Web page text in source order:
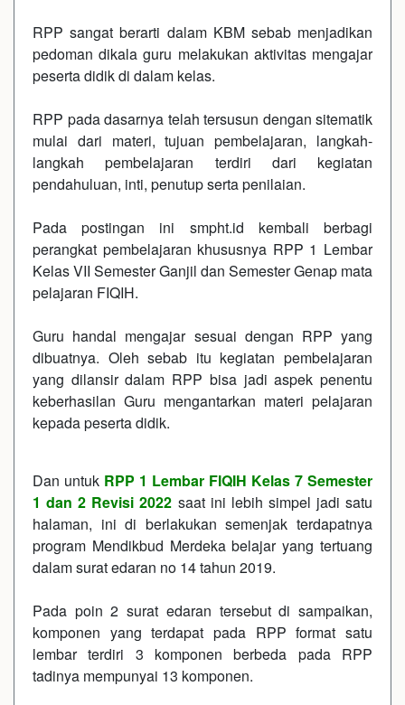
RPP sangat berarti dalam KBM sebab menjadikan
pedoman dikala guru melakukan aktivitas mengajar
peserta didik di dalam kelas.
RPP pada dasarnya telah tersusun dengan sitematik
mulai dari materi, tujuan pembelajaran, langkah-
langkah pembelajaran terdiri dari kegiatan
pendahuluan, inti, penutup serta penilaian.
Pada postingan ini smpht.id kembali berbagi
perangkat pembelajaran khususnya RPP 1 Lembar
Kelas VII Semester Ganjil dan Semester Genap mata
pelajaran FIQIH.
Guru handal mengajar sesuai dengan RPP yang
dibuatnya. Oleh sebab itu kegiatan pembelajaran
yang dilansir dalam RPP bisa jadi aspek penentu
keberhasilan Guru mengantarkan materi pelajaran
kepada peserta didik.
Dan untuk RPP 1 Lembar FIQIH Kelas 7 Semester
1 dan 2 Revisi 2022 saat ini lebih simpel jadi satu
halaman, ini di berlakukan semenjak terdapatnya
program Mendikbud Merdeka belajar yang tertuang
dalam surat edaran no 14 tahun 2019.
Pada poin 2 surat edaran tersebut di sampaikan,
komponen yang terdapat pada RPP format satu
lembar terdiri 3 komponen berbeda pada RPP
tadinya mempunyai 13 komponen.